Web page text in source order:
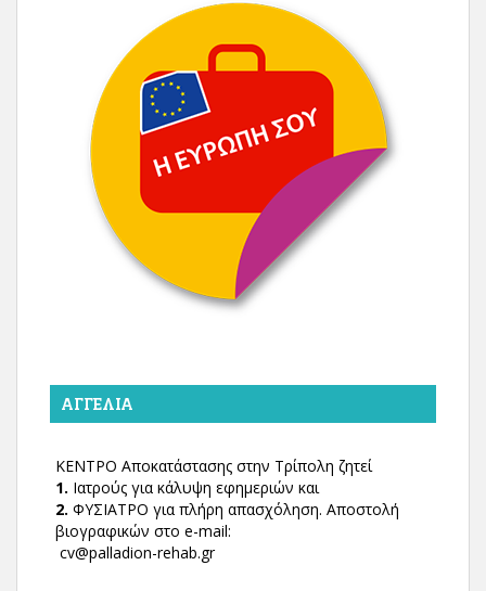
ΑΓΓΕΛΊΑ
ΚΕΝΤΡΟ Αποκατάστασης στην Τρίπολη ζητεί
1. Ιατρούς για κάλυψη εφημεριών και
2. ΦΥΣΙΑΤΡΟ για πλήρη απασχόληση. Αποστολή
βιογραφικών στο e-mail:
cv@palladion-rehab.gr